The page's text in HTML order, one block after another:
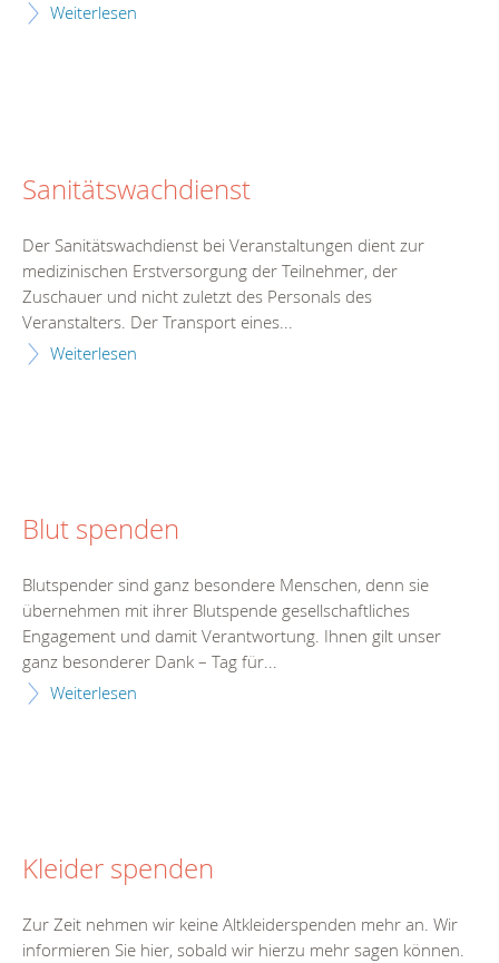
Weiterlesen
Sanitätswachdienst
Der Sanitätswachdienst bei Veranstaltungen dient zur
medizinischen Erstversorgung der Teilnehmer, der
Zuschauer und nicht zuletzt des Personals des
Veranstalters. Der Transport eines...
Weiterlesen
Blut spenden
Blutspender sind ganz besondere Menschen, denn sie
übernehmen mit ihrer Blutspende gesellschaftliches
Engagement und damit Verantwortung. Ihnen gilt unser
ganz besonderer Dank – Tag für...
Weiterlesen
Kleider spenden
Zur Zeit nehmen wir keine Altkleiderspenden mehr an. Wir
informieren Sie hier, sobald wir hierzu mehr sagen können.